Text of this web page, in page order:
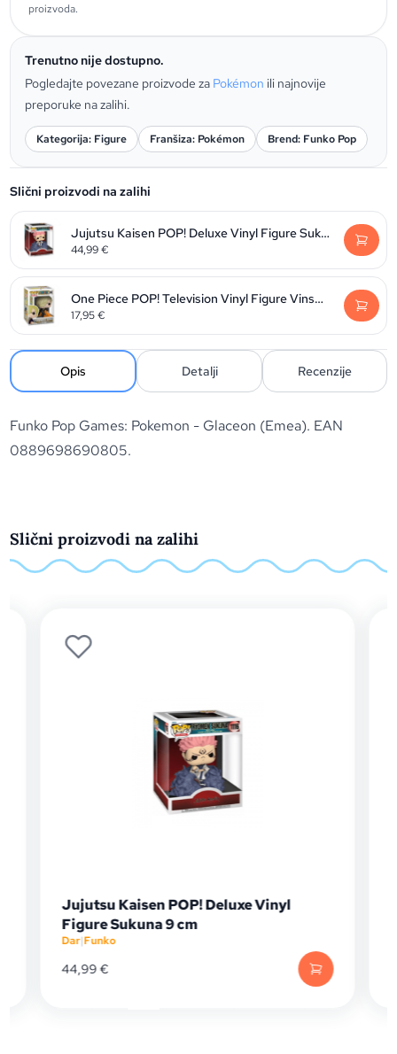
proizvoda.
Trenutno nije dostupno.
Pogledajte povezane proizvode za Pokémon ili najnovije
preporuke na zalihi.
Kategorija: Figure Franšiza: Pokémon Brend: Funko Pop
Slični proizvodi na zalihi
Jujutsu Kaisen POP! Deluxe Vinyl Figure Sukuna 9 cm
44,99€
One Piece POP! Television Vinyl Figure Vinsmoke Sanji 9 cm
17,95€
Opis Detalji Recenzije
Funko Pop Games: Pokemon - Glaceon (Emea). EAN
0889698690805.
Slični proizvodi na zalihi
Jujutsu Kaisen POP! Deluxe Vinyl
Figure Sukuna 9 cm
Funko
44,99€